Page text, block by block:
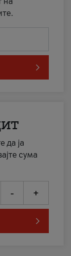
да ја
сума
- +